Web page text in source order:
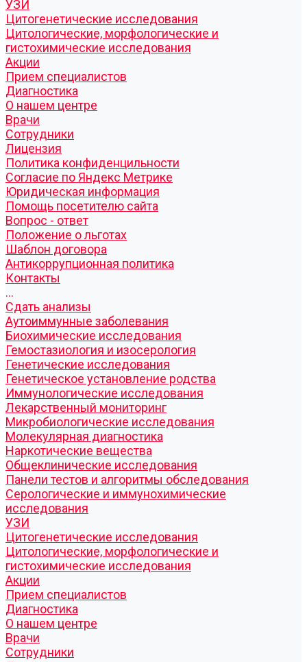
УЗИ
Цитогенетические исследования
Цитологические, морфологические и
гистохимические исследования
Акции
Прием специалистов
Диагностика
О нашем центре
Врачи
Сотрудники
Лицензия
Политика конфиденцильности
Согласие по Яндекс Метрике
Юридическая информация
Помощь посетителю сайта
Вопрос - ответ
Положение о льготах
Шаблон договора
Антикоррупционная политика
Контакты
...
Cдать анализы
Аутоиммунные заболевания
Биохимические исследования
Гемостазиология и изосерология
Генетические исследования
Генетическое установление родства
Иммунологические исследования
Лекарственный мониторинг
Микробиологические исследования
Молекулярная диагностика
Наркотические вещества
Общеклинические исследования
Панели тестов и алгоритмы обследования
Серологические и иммунохимические
исследования
УЗИ
Цитогенетические исследования
Цитологические, морфологические и
гистохимические исследования
Акции
Прием специалистов
Диагностика
О нашем центре
Врачи
Сотрудники